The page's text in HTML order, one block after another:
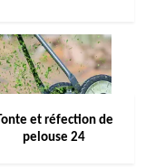
et réfection de
pelouse 24